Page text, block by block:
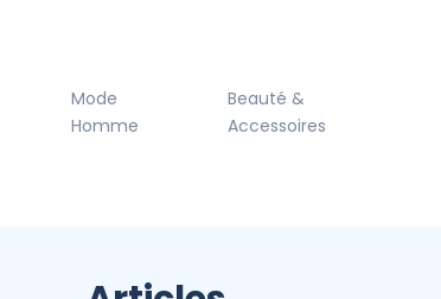
Mode
Homme
Beauté &
Accessoires